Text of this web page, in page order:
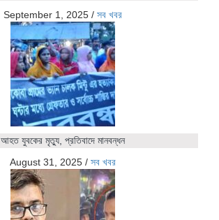
September 1, 2025 / সব খবর
আহত যুবকের মৃত্যু, প্রতিবাদে মানবন্ধন
August 31, 2025 / সব খবর